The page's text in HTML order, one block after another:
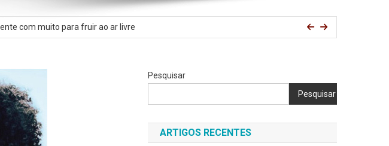
com muito para fruir ao ar livre
de Santiago
férias
Pesquisar
Pesquisar
ARTIGOS RECENTES